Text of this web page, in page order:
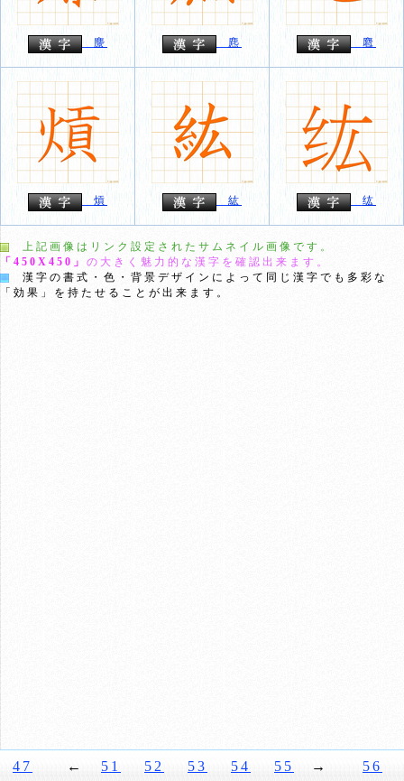
麖 麃 麅
熕 紘 纮
上記画像はリンク設定されたサムネイル画像です。
「450X450」 の大きく魅力的な漢字を確認出来ます。
漢字の書式・色・背景デザインによって同じ漢字でも多彩な
「効果」を持たせることが出来ます。
47 ← 51 52 53 54 55 → 56